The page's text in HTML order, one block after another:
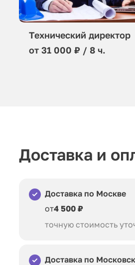
Технический директор
от 31 000 ₽ / 8 ч.
Доставка и
Доставка по Москве
от4 500 ₽
точную стоимость
Доставка по